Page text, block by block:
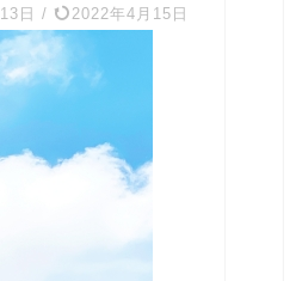
日 / 2022年4月15日